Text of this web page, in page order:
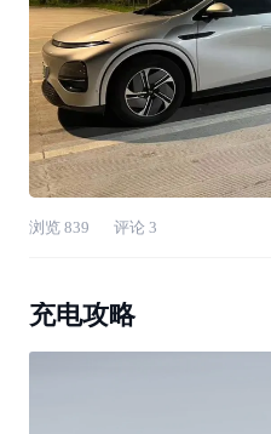
浏览 839 评论 3
充电攻略